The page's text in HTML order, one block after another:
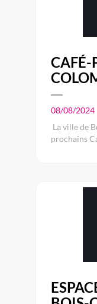
CAFÉ-
08/08/2024
La ville de
prochains